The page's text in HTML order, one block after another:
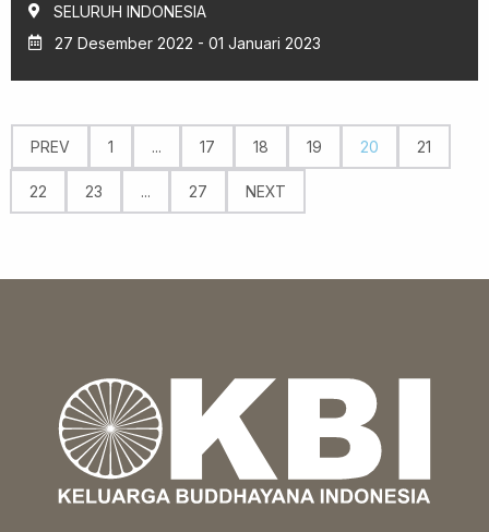
SELURUH INDONESIA
27 Desember 2022 - 01 Januari 2023
PREV 1 ... 17 18 19 20 21
22 23 ... 27 NEXT